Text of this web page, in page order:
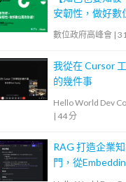
安韌性，做好數
護！】
數位政府高峰會 |
我從在 Cursor
的幾件事
Hello World Dev
| 44 分
RAG 打造企業
門，從